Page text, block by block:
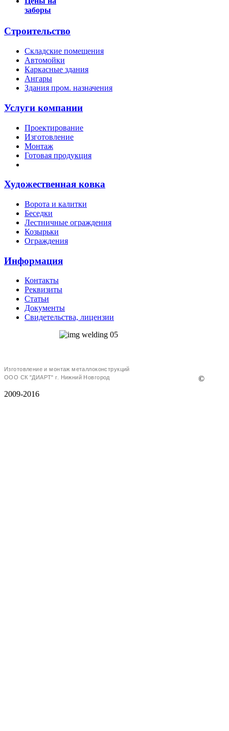
заборы
Строительство
Складские помещения
Автомойки
Каркасные здания
Ангары
Здания пром. назначения
Услуги компании
Проектирование
Изготовление
Монтаж
Готовая продукция
Художественная ковка
Ворота и калитки
Беседки
Лестничные ограждения
Козырьки
Ограждения
Информация
Контакты
Реквизиты
Статьи
Документы
Свидетельства, лицензии
Изготовление и монтаж металлоконструкций
ООО СК "ДИАРТ" г. Нижний Новгород
©
2009-2016